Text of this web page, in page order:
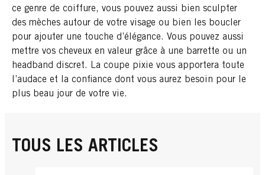
ce genre de coiffure, vous pouvez aussi bien sculpter
des mèches autour de votre visage ou bien les boucler
pour ajouter une touche d’élégance. Vous pouvez aussi
mettre vos cheveux en valeur grâce à une barrette ou un
headband discret. La coupe pixie vous apportera toute
l’audace et la confiance dont vous aurez besoin pour le
plus beau jour de votre vie.
TOUS LES ARTICLES